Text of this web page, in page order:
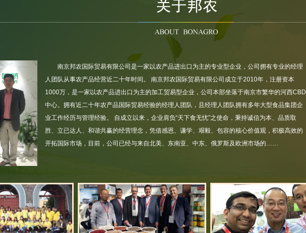
南京邦农国际贸易有限公司是一家以农产品进出口为主的专业型企业，公司拥有专业的经理
人团队从事农产品经营近二十年时间。 南京邦农国际贸易有限公司成立于2010年，注册资本
1000万，是一家以农产品进出口为主的加工贸易型企业，公司本部坐落于南京市繁华的河西CBD
中心。拥有近二十年农产品国际贸易经验的经理人团队，且经理人团队拥有多年大型食品集团企
业工作经历与管理经验。 自成立以来，企业肩负“天下食无忧”之使命，秉持诚信为本、品质取
胜、立已达人、和谐共赢的经营理念，凭借感恩、谦学、艰毅、包容的核心价值观，积极高效的
开拓国际市场，目前，公司已经与来自北美、东南亚、中东、俄罗斯及欧洲市场的……
江苏省农产品进出口企业协会常务理事单位 江苏省出口农产品示范企业